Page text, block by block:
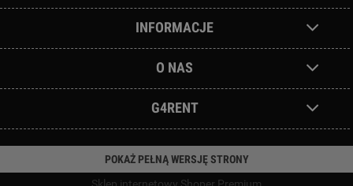
INFORMACJE
O NAS
G4RENT
POKAŻ PEŁNĄ WERSJĘ STRONY